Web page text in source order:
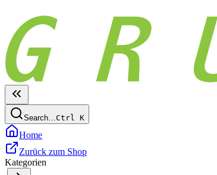
Search…Ctrl K
Home
Zurück zum Shop
Kategorien